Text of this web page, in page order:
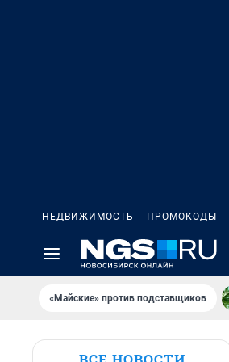
НЕДВИЖИМОСТЬ ПРОМОКОДЫ
«Майские» против подставщиков